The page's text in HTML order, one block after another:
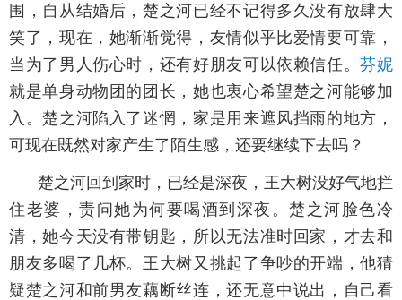
围，自从结婚后，楚之河已经不记得多久没有放肆大
笑了，现在，她渐渐觉得，友情似乎比爱情要可靠，
当为了男人伤心时，还有好朋友可以依赖信任。芬妮
就是单身动物团的团长，她也衷心希望楚之河能够加
入。楚之河陷入了迷惘，家是用来遮风挡雨的地方，
可现在既然对家产生了陌生感，还要继续下去吗？
楚之河回到家时，已经是深夜，王大树没好气地拦
住老婆，责问她为何要喝酒到深夜。楚之河脸色冷
清，她今天没有带钥匙，所以无法准时回家，才去和
朋友多喝了几杯。王大树又挑起了争吵的开端，他猜
疑楚之河和前男友藕断丝连，还无意中说出，自己看